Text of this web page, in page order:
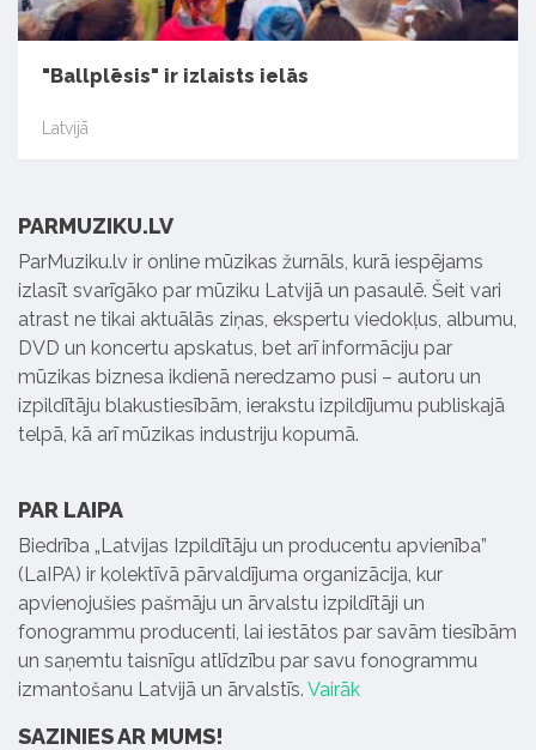
"Ballplēsis" ir izlaists ielās
Latvijā
PARMUZIKU.LV
ParMuziku.lv ir online mūzikas žurnāls, kurā iespējams
izlasīt svarīgāko par mūziku Latvijā un pasaulē. Šeit vari
atrast ne tikai aktuālās ziņas, ekspertu viedokļus, albumu,
DVD un koncertu apskatus, bet arī informāciju par
mūzikas biznesa ikdienā neredzamo pusi – autoru un
izpildītāju blakustiesībām, ierakstu izpildījumu publiskajā
telpā, kā arī mūzikas industriju kopumā.
PAR LAIPA
Biedrība „Latvijas Izpildītāju un producentu apvienība”
(LaIPA) ir kolektīvā pārvaldījuma organizācija, kur
apvienojušies pašmāju un ārvalstu izpildītāji un
fonogrammu producenti, lai iestātos par savām tiesībām
un saņemtu taisnīgu atlīdzību par savu fonogrammu
izmantošanu Latvijā un ārvalstīs. Vairāk
SAZINIES AR MUMS!